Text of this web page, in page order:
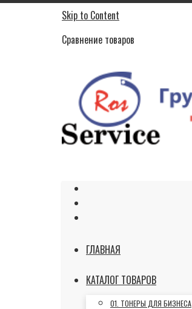
Skip to Content
Сравнение товаров
ГЛАВНАЯ
КАТАЛОГ ТОВАРОВ
01. ТОНЕРЫ ДЛЯ БИЗНЕСА